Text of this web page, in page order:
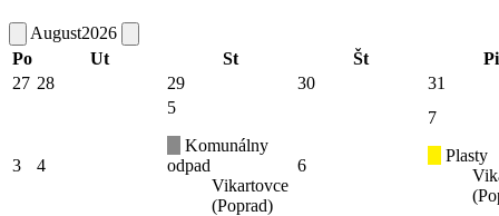
August2026
Po
Ut St Št
Pi
27 28 29 30 31
3 4
5
Komunálny
odpad
Vikartovce
(Poprad)
6
7
Plasty